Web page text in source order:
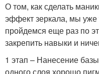
О том, как сделать
эффект зеркала, мы
пройдемся еще раз по
закрепить навыки и
1 этап – Нанесение